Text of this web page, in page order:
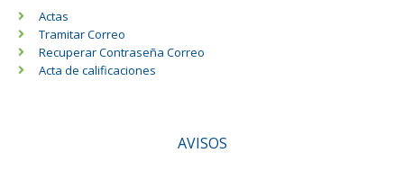
Actas
Tramitar Correo
Recuperar Contraseña Correo
Acta de calificaciones
AVISOS